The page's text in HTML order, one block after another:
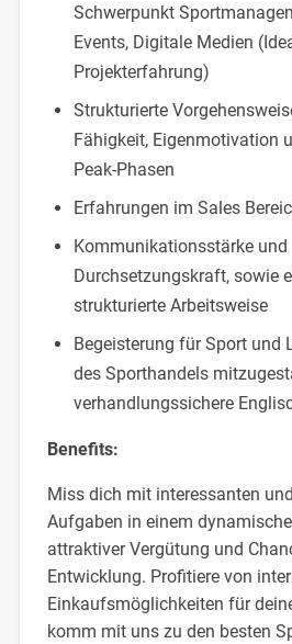
Schwerpunkt
Events, Digitale Medien
Projekterfahrung)
Strukturierte
Fähigkeit, Eigenmotivation
Peak-Phasen
Erfahrungen im Sales
Kommunikationsstärke und
Durchsetzungskraft, sowie
strukturierte Arbeitsweise
Begeisterung für Sport und
des Sporthandels
verhandlungssichere
Benefits:
Miss dich mit interessanten
Aufgaben in einem
attraktiver Vergütung und
Entwicklung. Profitiere von
Einkaufsmöglichkeiten für
komm mit uns zu den besten